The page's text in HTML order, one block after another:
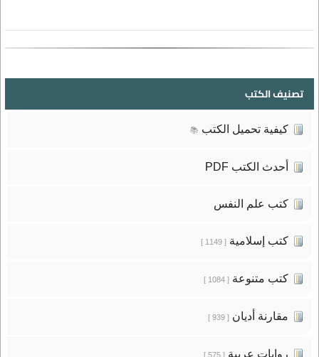
تصنيف الكتب
كيفية تحميل الكتب 📚
أحدث الكتب PDF
كتب علم النفس
كتب إسلامية[ 1149 ]
كتب متنوعة[ 1084 ]
مقارنة أديان[ 939 ]
روايات عربية[ 575 ]